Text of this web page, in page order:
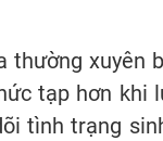
thường xuyên
tạp hơn khi
tình trạng